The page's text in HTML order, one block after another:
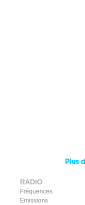
RADIO
Fréquences
Emissions